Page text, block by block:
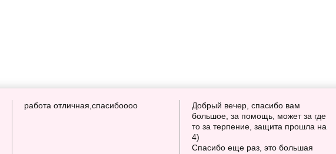
работа отличная,спасибоооо
Добрый вечер, спасибо вам
большое, за помощь, может за где
то за терпение, защита прошла на
4)
Спасибо еще раз, это большая